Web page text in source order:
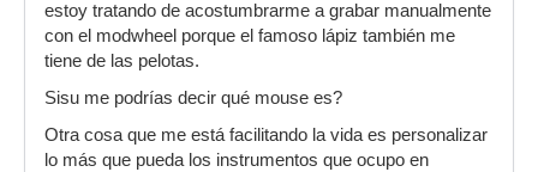
estoy tratando de acostumbrarme a grabar manualmente
con el modwheel porque el famoso lápiz también me
tiene de las pelotas.
Sisu me podrías decir qué mouse es?
Otra cosa que me está facilitando la vida es personalizar
lo más que pueda los instrumentos que ocupo en